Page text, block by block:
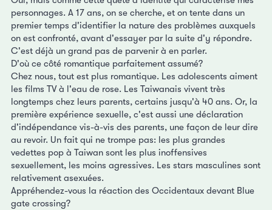
personnages. A 17 ans, on se cherche, et on tente dans un
premier temps d'identifier la nature des problèmes auxquels
on est confronté, avant d'essayer par la suite d'y répondre.
C'est déjà un grand pas de parvenir à en parler.
D'où ce côté romantique parfaitement assumé?
Chez nous, tout est plus romantique. Les adolescents aiment
les films TV à l'eau de rose. Les Taiwanais vivent très
longtemps chez leurs parents, certains jusqu'à 40 ans. Or, la
première expérience sexuelle, c'est aussi une déclaration
d'indépendance vis-à-vis des parents, une façon de leur dire
au revoir. Un fait qui ne trompe pas: les plus grandes
vedettes pop à Taiwan sont les plus inoffensives
sexuellement, les moins agressives. Les stars masculines sont
relativement asexuées.
Appréhendez-vous la réaction des Occidentaux devant Blue
gate crossing?